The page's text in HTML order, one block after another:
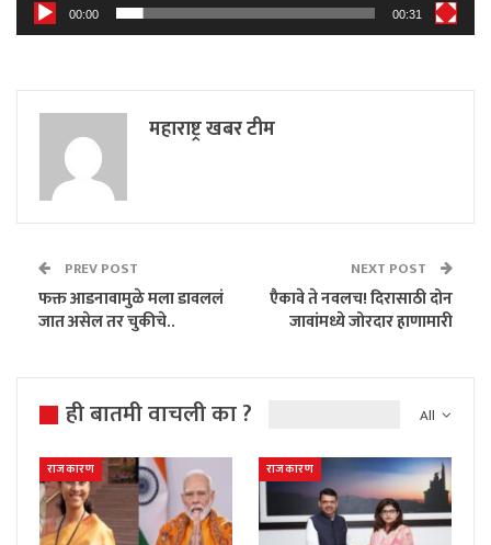
00:00 00:31
महाराष्ट्र खबर टीम
PREV POST
फक्त आडनावामुळे मला डावललं
जात असेल तर चुकीचे..
NEXT POST
एैकावे ते नवलच! दिरासाठी दोन
जावांमध्ये जोरदार हाणामारी
All
ही बातमी वाचली का ?
राजकारण राजकारण